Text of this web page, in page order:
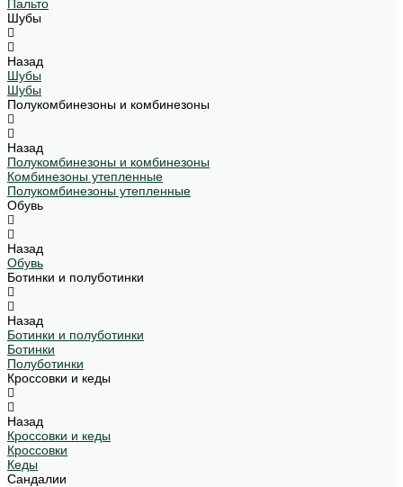
Пальто
Шубы
Назад
Шубы
Шубы
Полукомбинезоны и комбинезоны
Назад
Полукомбинезоны и комбинезоны
Комбинезоны утепленные
Полукомбинезоны утепленные
Обувь
Назад
Обувь
Ботинки и полуботинки
Назад
Ботинки и полуботинки
Ботинки
Полуботинки
Кроссовки и кеды
Назад
Кроссовки и кеды
Кроссовки
Кеды
Сандалии